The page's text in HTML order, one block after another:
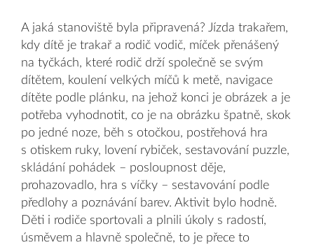
A jaká stanoviště byla připravená? Jízda trakařem,
kdy dítě je trakař a rodič vodič, míček přenášený
na tyčkách, které rodič drží společně se svým
dítětem, koulení velkých míčů k metě, navigace
dítěte podle plánku, na jehož konci je obrázek a je
potřeba vyhodnotit, co je na obrázku špatně, skok
po jedné noze, běh s otočkou, postřehová hra
s otiskem ruky, lovení rybiček, sestavování puzzle,
skládání pohádek – posloupnost děje,
prohazovadlo, hra s víčky – sestavování podle
předlohy a poznávání barev. Aktivit bylo hodně.
Děti i rodiče sportovali a plnili úkoly s radostí,
úsměvem a hlavně společně, to je přece to